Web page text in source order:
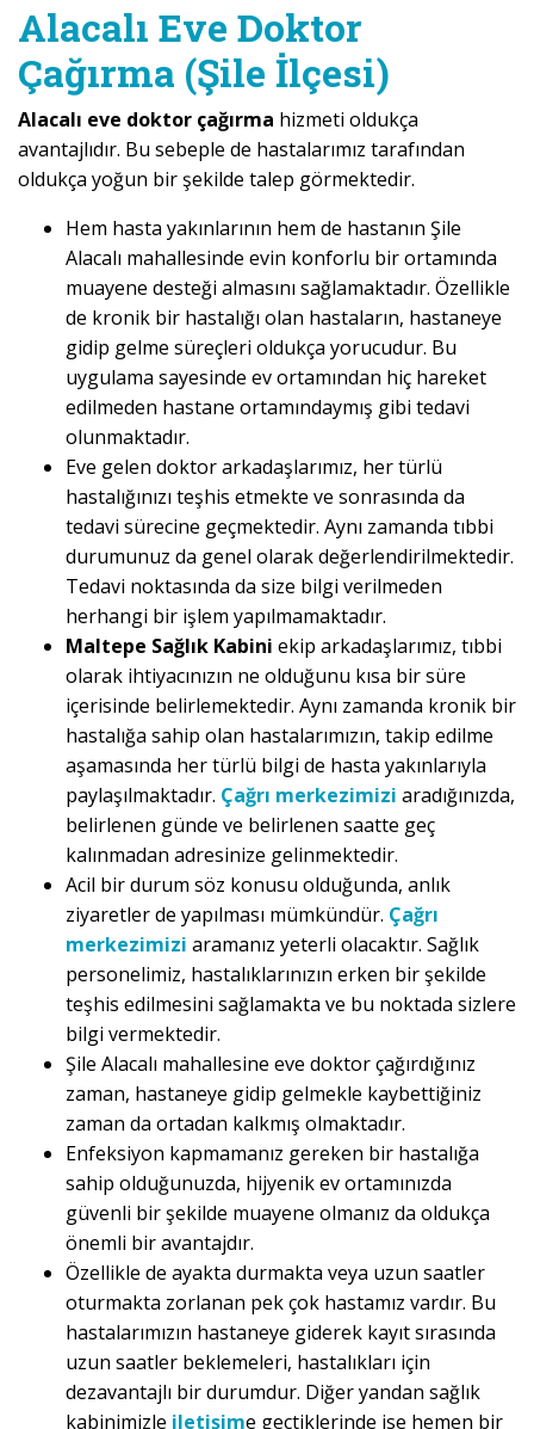
Alacalı Eve Doktor
Çağırma (Şile İlçesi)
Alacalı eve doktor çağırma hizmeti oldukça
avantajlıdır. Bu sebeple de hastalarımız tarafından
oldukça yoğun bir şekilde talep görmektedir.
Hem hasta yakınlarının hem de hastanın Şile
Alacalı mahallesinde evin konforlu bir ortamında
muayene desteği almasını sağlamaktadır. Özellikle
de kronik bir hastalığı olan hastaların, hastaneye
gidip gelme süreçleri oldukça yorucudur. Bu
uygulama sayesinde ev ortamından hiç hareket
edilmeden hastane ortamındaymış gibi tedavi
olunmaktadır.
Eve gelen doktor arkadaşlarımız, her türlü
hastalığınızı teşhis etmekte ve sonrasında da
tedavi sürecine geçmektedir. Aynı zamanda tıbbi
durumunuz da genel olarak değerlendirilmektedir.
Tedavi noktasında da size bilgi verilmeden
herhangi bir işlem yapılmamaktadır.
Maltepe Sağlık Kabini ekip arkadaşlarımız, tıbbi
olarak ihtiyacınızın ne olduğunu kısa bir süre
içerisinde belirlemektedir. Aynı zamanda kronik bir
hastalığa sahip olan hastalarımızın, takip edilme
aşamasında her türlü bilgi de hasta yakınlarıyla
paylaşılmaktadır. Çağrı merkezimizi aradığınızda,
belirlenen günde ve belirlenen saatte geç
kalınmadan adresinize gelinmektedir.
Acil bir durum söz konusu olduğunda, anlık
ziyaretler de yapılması mümkündür. Çağrı
merkezimizi aramanız yeterli olacaktır. Sağlık
personelimiz, hastalıklarınızın erken bir şekilde
teşhis edilmesini sağlamakta ve bu noktada sizlere
bilgi vermektedir.
Şile Alacalı mahallesine eve doktor çağırdığınız
zaman, hastaneye gidip gelmekle kaybettiğiniz
zaman da ortadan kalkmış olmaktadır.
Enfeksiyon kapmamanız gereken bir hastalığa
sahip olduğunuzda, hijyenik ev ortamınızda
güvenli bir şekilde muayene olmanız da oldukça
önemli bir avantajdır.
Özellikle de ayakta durmakta veya uzun saatler
oturmakta zorlanan pek çok hastamız vardır. Bu
hastalarımızın hastaneye giderek kayıt sırasında
uzun saatler beklemeleri, hastalıkları için
dezavantajlı bir durumdur. Diğer yandan sağlık
kabinimizle iletişime geçtiklerinde ise hemen bir